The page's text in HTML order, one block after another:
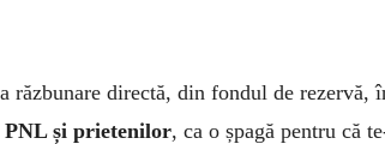
răzbunare directă, din fondul de rezervă,
și prietenilor, ca o șpagă pentru că